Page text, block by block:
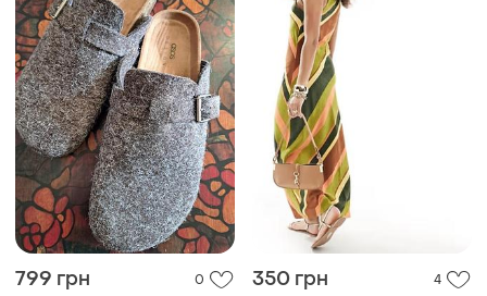
799 грн 0 350 грн 4